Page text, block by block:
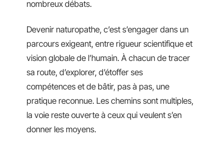
nombreux débats.
Devenir naturopathe, c’est s’engager dans un
parcours exigeant, entre rigueur scientifique et
vision globale de l’humain. À chacun de tracer
sa route, d’explorer, d’étoffer ses
compétences et de bâtir, pas à pas, une
pratique reconnue. Les chemins sont multiples,
la voie reste ouverte à ceux qui veulent s’en
donner les moyens.